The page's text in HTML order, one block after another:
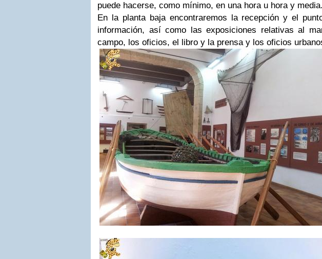
puede hacerse, como mínimo, en una hora u hora y media.
En la planta baja encontraremos la recepción y el
información, así como las exposiciones relativas al
campo, los oficios, el libro y la prensa y los oficios